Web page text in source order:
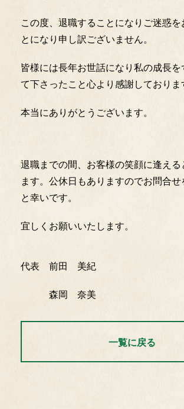
この度、退職することになりご迷惑を
とになり申し訳ございません。
皆様には長年お世話になり私の成長を
て下さったこと心より感謝しておりま
本当にありがとうございます。
退職までの間、お客様の笑顔に逢える
ます。公休日もありますのでお問合せ
と幸いです。
宜しくお願いいたします。
代表 前田 美紀
森岡 奈美
一覧に戻る